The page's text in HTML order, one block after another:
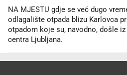
NA MJESTU gdje se već dugo
odlagalište otpada blizu Karlovca
otpadom koje su, navodno, došle
centra Ljubljana.